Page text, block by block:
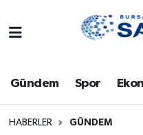
Gündem Spor
HABERLER GÜNDEM
Bursa
Dünya
Trafik Durumu
Süper Lig Puan